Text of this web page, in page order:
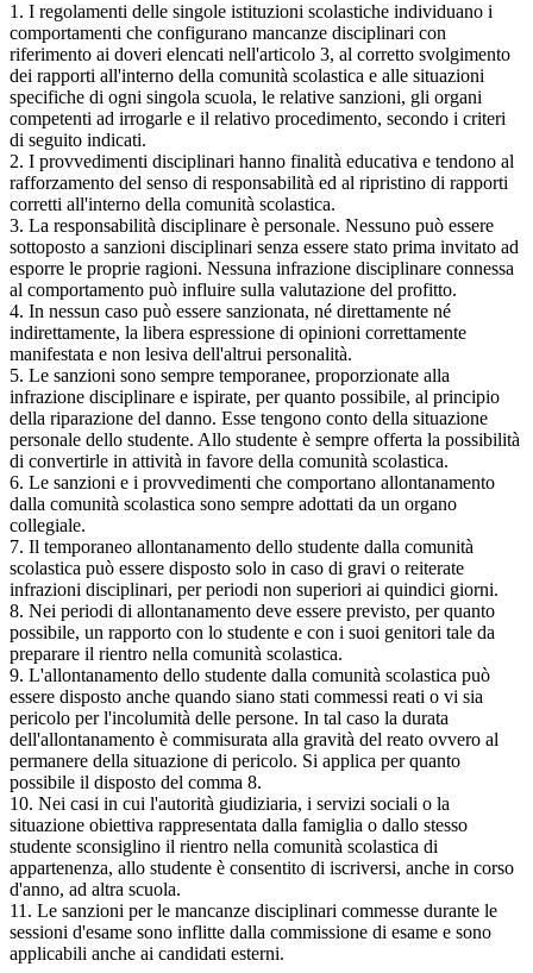
1. I regolamenti delle singole istituzioni scolastiche individuano i
comportamenti che configurano mancanze disciplinari con
riferimento ai doveri elencati nell'articolo 3, al corretto svolgimento
dei rapporti all'interno della comunità scolastica e alle situazioni
specifiche di ogni singola scuola, le relative sanzioni, gli organi
competenti ad irrogarle e il relativo procedimento, secondo i criteri
di seguito indicati.
2. I provvedimenti disciplinari hanno finalità educativa e tendono al
rafforzamento del senso di responsabilità ed al ripristino di rapporti
corretti all'interno della comunità scolastica.
3. La responsabilità disciplinare è personale. Nessuno può essere
sottoposto a sanzioni disciplinari senza essere stato prima invitato ad
esporre le proprie ragioni. Nessuna infrazione disciplinare connessa
al comportamento può influire sulla valutazione del profitto.
4. In nessun caso può essere sanzionata, né direttamente né
indirettamente, la libera espressione di opinioni correttamente
manifestata e non lesiva dell'altrui personalità.
5. Le sanzioni sono sempre temporanee, proporzionate alla
infrazione disciplinare e ispirate, per quanto possibile, al principio
della riparazione del danno. Esse tengono conto della situazione
personale dello studente. Allo studente è sempre offerta la possibilità
di convertirle in attività in favore della comunità scolastica.
6. Le sanzioni e i provvedimenti che comportano allontanamento
dalla comunità scolastica sono sempre adottati da un organo
collegiale.
7. Il temporaneo allontanamento dello studente dalla comunità
scolastica può essere disposto solo in caso di gravi o reiterate
infrazioni disciplinari, per periodi non superiori ai quindici giorni.
8. Nei periodi di allontanamento deve essere previsto, per quanto
possibile, un rapporto con lo studente e con i suoi genitori tale da
preparare il rientro nella comunità scolastica.
9. L'allontanamento dello studente dalla comunità scolastica può
essere disposto anche quando siano stati commessi reati o vi sia
pericolo per l'incolumità delle persone. In tal caso la durata
dell'allontanamento è commisurata alla gravità del reato ovvero al
permanere della situazione di pericolo. Si applica per quanto
possibile il disposto del comma 8.
10. Nei casi in cui l'autorità giudiziaria, i servizi sociali o la
situazione obiettiva rappresentata dalla famiglia o dallo stesso
studente sconsiglino il rientro nella comunità scolastica di
appartenenza, allo studente è consentito di iscriversi, anche in corso
d'anno, ad altra scuola.
11. Le sanzioni per le mancanze disciplinari commesse durante le
sessioni d'esame sono inflitte dalla commissione di esame e sono
applicabili anche ai candidati esterni.